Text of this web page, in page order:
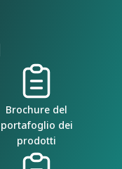
Brochure del
portafoglio dei
prodotti